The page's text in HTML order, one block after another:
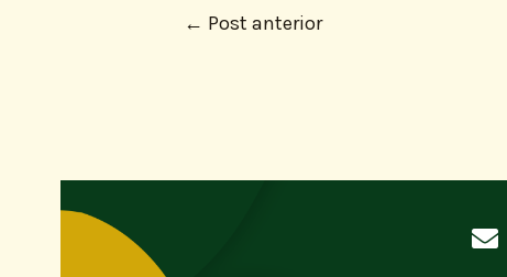
← Post anterior